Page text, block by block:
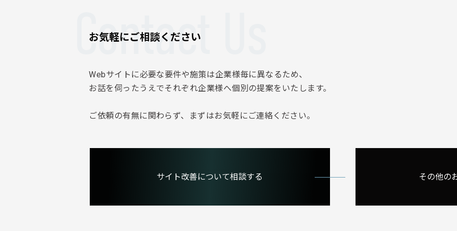
Contact Us
お気軽にご相談ください
Webサイトに必要な要件や施策は企業様毎に異なるため、
お話を伺ったうえでそれぞれ企業様へ個別の提案をいたします。
ご依頼の有無に関わらず、まずはお気軽にご連絡ください。
サイト改善について相談する その他の